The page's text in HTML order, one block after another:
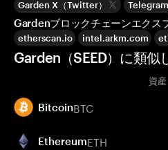
Garden X（Twitter） Telegram
Gardenブロックチェーンエクス
etherscan.io intel.arkm.com
Garden（SEED）に類似
資産
BitcoinBTC
EthereumETH